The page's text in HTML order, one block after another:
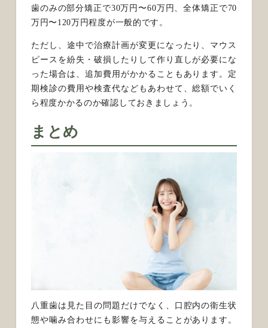
歯のみの部分矯正で30万円〜60万円、全体矯正で70
万円〜120万円程度が一般的です。
ただし、途中で治療計画が変更になったり、マウス
ピースを紛失・破損したりして作り直しが必要にな
った場合は、追加費用がかかることもあります。定
期検診の費用や検査代などもあわせて、総額でいく
ら程度かかるのか確認しておきましょう。
まとめ
八重歯は見た目の問題だけでなく、口腔内の衛生状
態や噛み合わせにも影響を与えることがあります。